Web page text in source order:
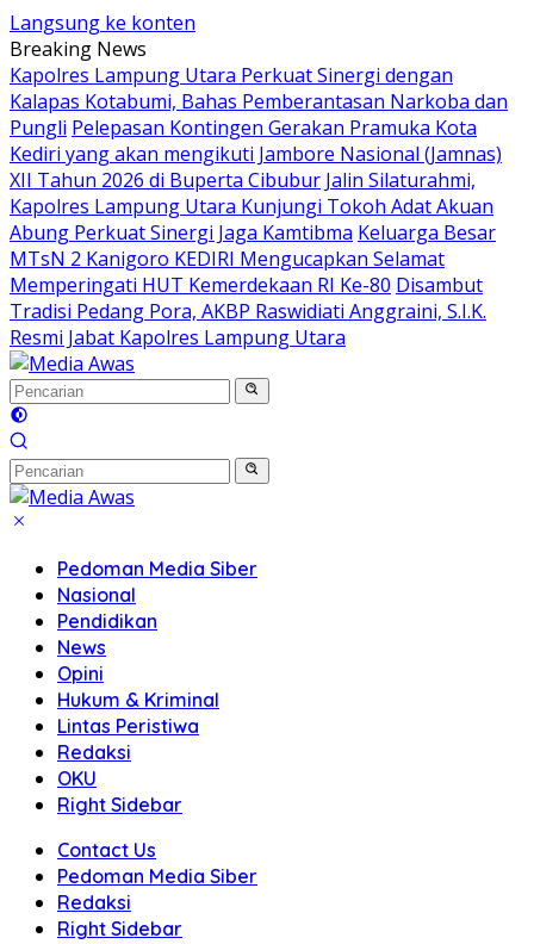
Langsung ke konten
Breaking News
Kapolres Lampung Utara Perkuat Sinergi dengan
Kalapas Kotabumi, Bahas Pemberantasan Narkoba dan
Pungli Pelepasan Kontingen Gerakan Pramuka Kota
Kediri yang akan mengikuti Jambore Nasional (Jamnas)
XII Tahun 2026 di Buperta Cibubur Jalin Silaturahmi,
Kapolres Lampung Utara Kunjungi Tokoh Adat Akuan
Abung Perkuat Sinergi Jaga Kamtibma Keluarga Besar
MTsN 2 Kanigoro KEDIRI Mengucapkan Selamat
Memperingati HUT Kemerdekaan RI Ke-80 Disambut
Tradisi Pedang Pora, AKBP Raswidiati Anggraini, S.I.K.
Resmi Jabat Kapolres Lampung Utara
Pedoman Media Siber
Nasional
Pendidikan
News
Opini
Hukum & Kriminal
Lintas Peristiwa
Redaksi
OKU
Right Sidebar
Contact Us
Pedoman Media Siber
Redaksi
Right Sidebar